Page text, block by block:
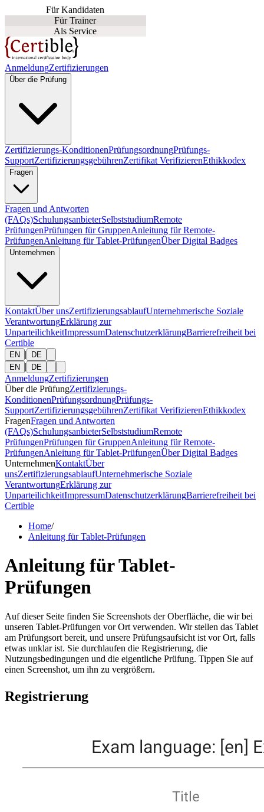
Für Kandidaten
Für Trainer
Als Service
AnmeldungZertifizierungen
Über die Prüfung
Zertifizierungs-KonditionenPrüfungsordnungPrüfungs-
SupportZertifizierungsgebührenZertifikat VerifizierenEthikkodex
Fragen
Fragen und Antworten
(FAQs)SchulungsanbieterSelbststudiumRemote
PrüfungenPrüfungen für GruppenAnleitung für Remote-
PrüfungenAnleitung für Tablet-PrüfungenÜber Digital Badges
Unternehmen
KontaktÜber unsZertifizierungsablaufUnternehmerische Soziale
VerantwortungErklärung zur
UnparteilichkeitImpressumDatenschutzerklärungBarrierefreiheit bei
Certible
EN |
DE
EN
| DE
AnmeldungZertifizierungen
Über die PrüfungZertifizierungs-
KonditionenPrüfungsordnungPrüfungs-
SupportZertifizierungsgebührenZertifikat VerifizierenEthikkodex
FragenFragen und Antworten
(FAQs)SchulungsanbieterSelbststudiumRemote
PrüfungenPrüfungen für GruppenAnleitung für Remote-
PrüfungenAnleitung für Tablet-PrüfungenÜber Digital Badges
UnternehmenKontaktÜber
unsZertifizierungsablaufUnternehmerische Soziale
VerantwortungErklärung zur
UnparteilichkeitImpressumDatenschutzerklärungBarrierefreiheit bei
Certible
Home/
Anleitung für Tablet-Prüfungen
Anleitung für Tablet-
Prüfungen
Auf dieser Seite finden Sie Screenshots der Oberfläche, die wir bei
unseren Tablet-Prüfungen vor Ort verwenden. Wir stellen das Tablet
am Prüfungsort bereit, und unsere Prüfungsaufsicht ist vor Ort, falls
etwas unklar ist. Sie durchlaufen die Registrierung, die
Nutzungsbedingungen und die eigentliche Prüfung. Tippen Sie auf
einen Screenshot, um ihn zu vergrößern.
Registrierung